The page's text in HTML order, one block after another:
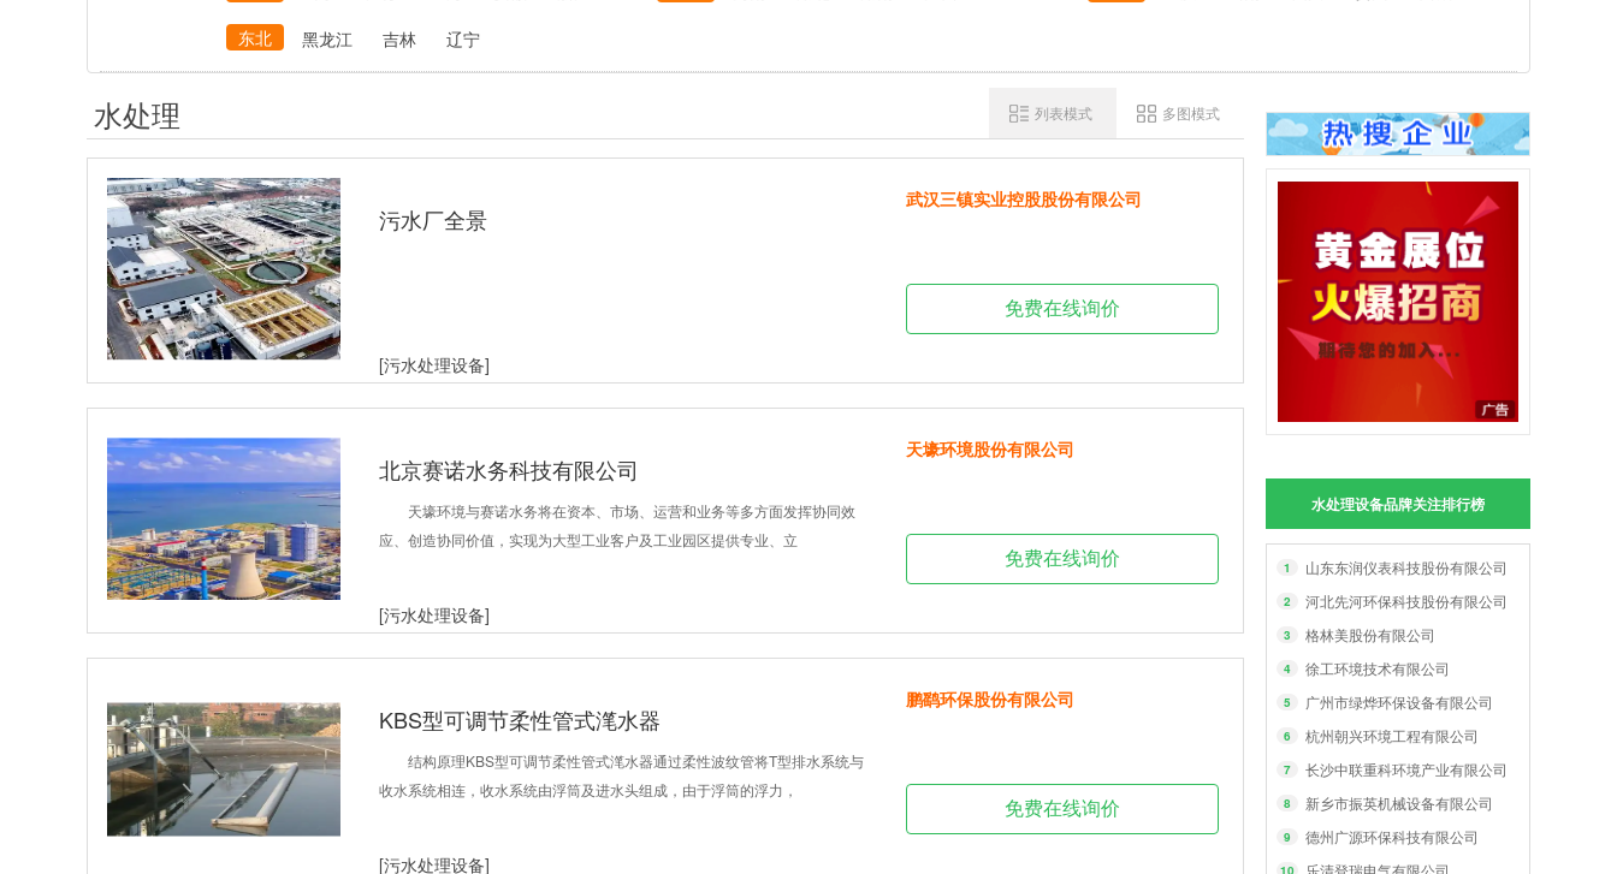
东北
黑龙江 吉林 辽宁
水处理设备品牌关注排行榜
1 山东东润仪表科技股份有限公司
2 河北先河环保科技股份有限公司
3 格林美股份有限公司
4 徐工环境技术有限公司
5 广州市绿烨环保设备有限公司
6 杭州朝兴环境工程有限公司
7 长沙中联重科环境产业有限公司
8 新乡市振英机械设备有限公司
9 德州广源环保科技有限公司
10 乐清登瑞电气有限公司
水处理 列表模式 多图模式
污水厂全景
[污水处理设备]
武汉三镇实业控股股份有限公司
免费在线询价
北京赛诺水务科技有限公司
天壕环境与赛诺水务将在资本、市场、运营和业务等多方面发挥协同效
应、创造协同价值，实现为大型工业客户及工业园区提供专业、立
[污水处理设备]
天壕环境股份有限公司
免费在线询价
KBS型可调节柔性管式滗水器
结构原理KBS型可调节柔性管式滗水器通过柔性波纹管将T型排水系统与
收水系统相连，收水系统由浮筒及进水头组成，由于浮筒的浮力，
[污水处理设备]
鹏鹞环保股份有限公司
免费在线询价